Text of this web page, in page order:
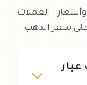
العملات
على سعر الذهب.